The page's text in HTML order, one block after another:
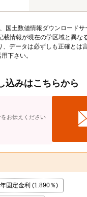
国土数値情報ダウンロード
情報が現在の学区域と異な
データは必ずしも正確と
下さい。
込みはこちらから
お伝えください
固定金利 (1.890％)